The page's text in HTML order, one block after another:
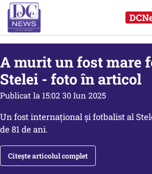
A murit un fost mare
Stelei - foto în articol
Publicat la 15:02 30 Iun 2025
Un fost internațional și fotbalist al
de 81 de ani.
Citește articolul complet